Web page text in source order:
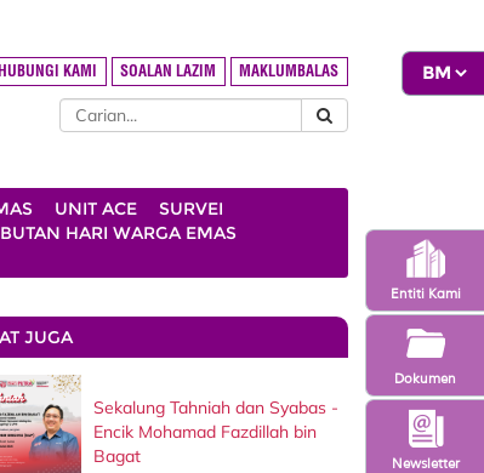
Newsletter
Entiti Kami
Dokumen
HUBUNGI KAMI SOALAN LAZIM MAKLUMBALAS
UNIT ACE
SURVEI
HARI WARGA EMAS
JUGA
Sekalung Tahniah dan Syabas -
Encik Mohamad Fazdillah bin
Bagat